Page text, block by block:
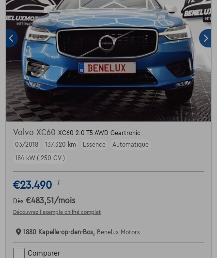
Volvo XC60 XC60 2.0 T5 AWD Geartronic
03/2018
137.320 km Essence
Automatique
184 kW ( 250 CV )
€23.490 1
Dès €483,51 /mois
Découvrez l’exemple chiffré complet
1880 Kapelle-op-den-Bos, Benelux Motors
Comparer